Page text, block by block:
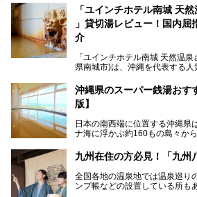
グリアの全貌をお届けすべく、
法まで徹底解説していきます。
「ユインチホテル南城 天
」貸切湯レビュー！国内
介
「ユインチホテル南城 天然温
県南城市)は、沖縄を代表する人
位を獲得し、平日・土日にかか
ァンが訪れます。
ンに注目される存在。今回は貸
魅力を徹底解説します。
沖縄県のスーパー銭湯おす
版】
日本の南西端に位置する沖縄県
ナ海に浮かぶ約160もの島々か
ずの豊かな自然、独自の歴史や
けてやまない魅力あふれる観光
そんな沖縄県のスーパー銭湯に
と同時に楽しめる施設が多くあ
九州在住の方必見！「九州
全国各地の温泉地では温泉巡り
ンプ帳などの設置している所も